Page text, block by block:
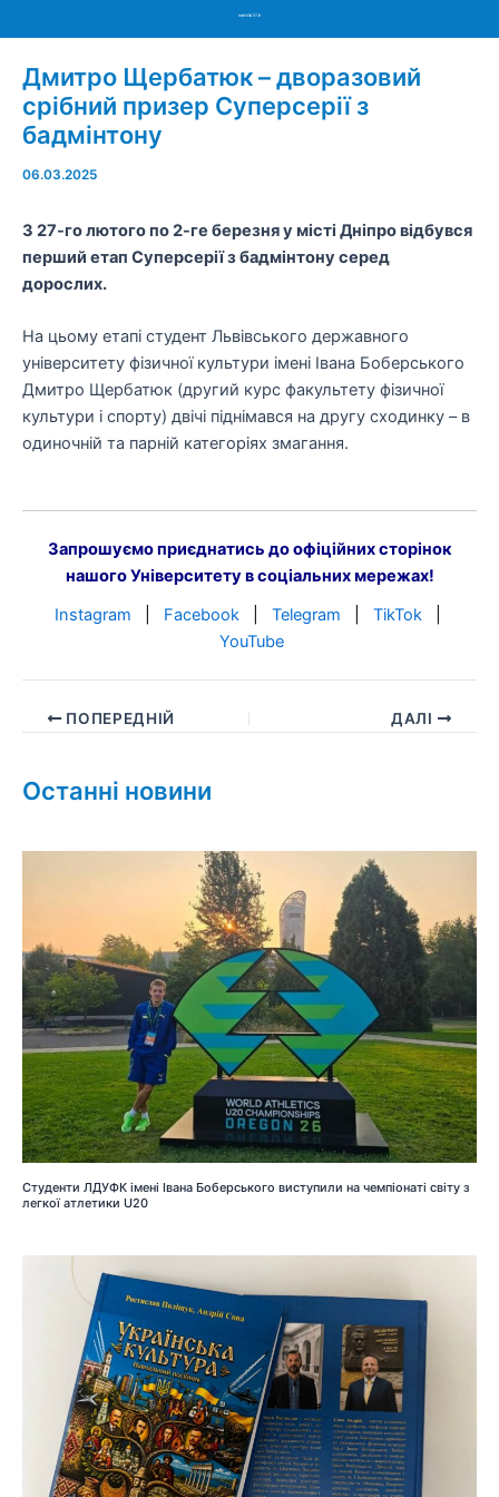
Menu
Дмитро Щербатюк – дворазовий
срібний призер Суперсерії з
бадмінтону
06.03.2025
З 27-го лютого по 2-ге березня у місті Дніпро відбувся
перший етап Суперсерії з бадмінтону серед
дорослих.
На цьому етапі студент Львівського державного
університету фізичної культури імені Івана Боберського
Дмитро Щербатюк (другий курс факультету фізичної
культури і спорту) двічі піднімався на другу сходинку – в
одиночній та парній категоріях змагання.
Запрошуємо приєднатись до офіційних сторінок
нашого Університету в соціальних мережах!
Instagram
Facebook| Telegram TikTok|
YouTube
ПОПЕРЕДНІЙ ДАЛІ
Останні новини
Студенти ЛДУФК імені Івана Боберського виступили на чемпіонаті світу з
легкої атлетики U20